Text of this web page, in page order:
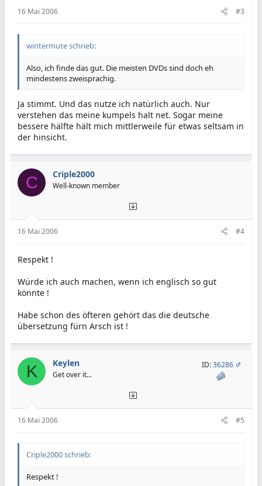
16 Mai 2006 #3
wintermute schrieb:
Also, ich finde das gut. Die meisten DVDs sind doch eh
mindestens zweisprachig.
Ja stimmt. Und das nutze ich natürlich auch. Nur
verstehen das meine kumpels halt net. Sogar meine
bessere hälfte hält mich mittlerweile für etwas seltsam in
der hinsicht.
C Criple2000
Well-known member
16 Mai 2006 #4
Respekt !
Würde ich auch machen, wenn ich englisch so gut
könnte !
Habe schon des öfteren gehört das die deutsche
übersetzung fürn Arsch ist !
K Keylen
Get over it...
ID:36286
16 Mai 2006 #5
Criple2000 schrieb:
Respekt !